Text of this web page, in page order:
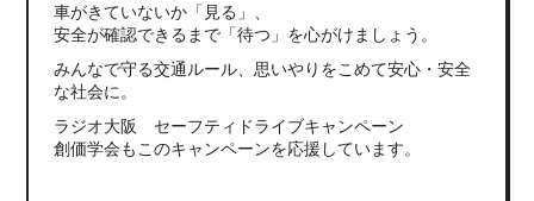
車がきていないか「見る」、
安全が確認できるまで「待つ」を心がけましょう。
みんなで守る交通ルール、思いやりをこめて安心・安全
な社会に。
ラジオ大阪 セーフティドライブキャンペーン
創価学会もこのキャンペーンを応援しています。